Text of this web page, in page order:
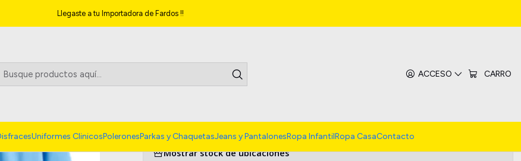
ACCESO CARRO
Uniformes ClinicosPoleronesParkas y ChaquetasJeans y PantalonesRopa InfantilRopa CasaContacto
Llegaste a tu Importadora de Fardos !!
Polerones REMATE Fardo Polerones Crop Top 20KG
REMATE Fardo Polerones Crop Top 20KG
4.5 2 reseñas
Mostrar stock de ubicaciones